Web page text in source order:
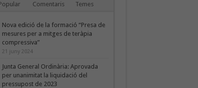
Comentaris Temes
Nova edició de la formació “Presa de
mesures per a mitges de teràpia
compressiva”
21 juny 2024
Junta General Ordinària: Aprovada
per unanimitat la liquidació del
pressupost de 2023